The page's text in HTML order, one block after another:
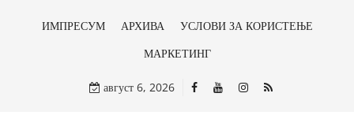
ИМПРЕСУМ АРХИВА
УСЛОВИ ЗА КОРИСТЕЊЕ
МАРКЕТИНГ
август 6, 2026